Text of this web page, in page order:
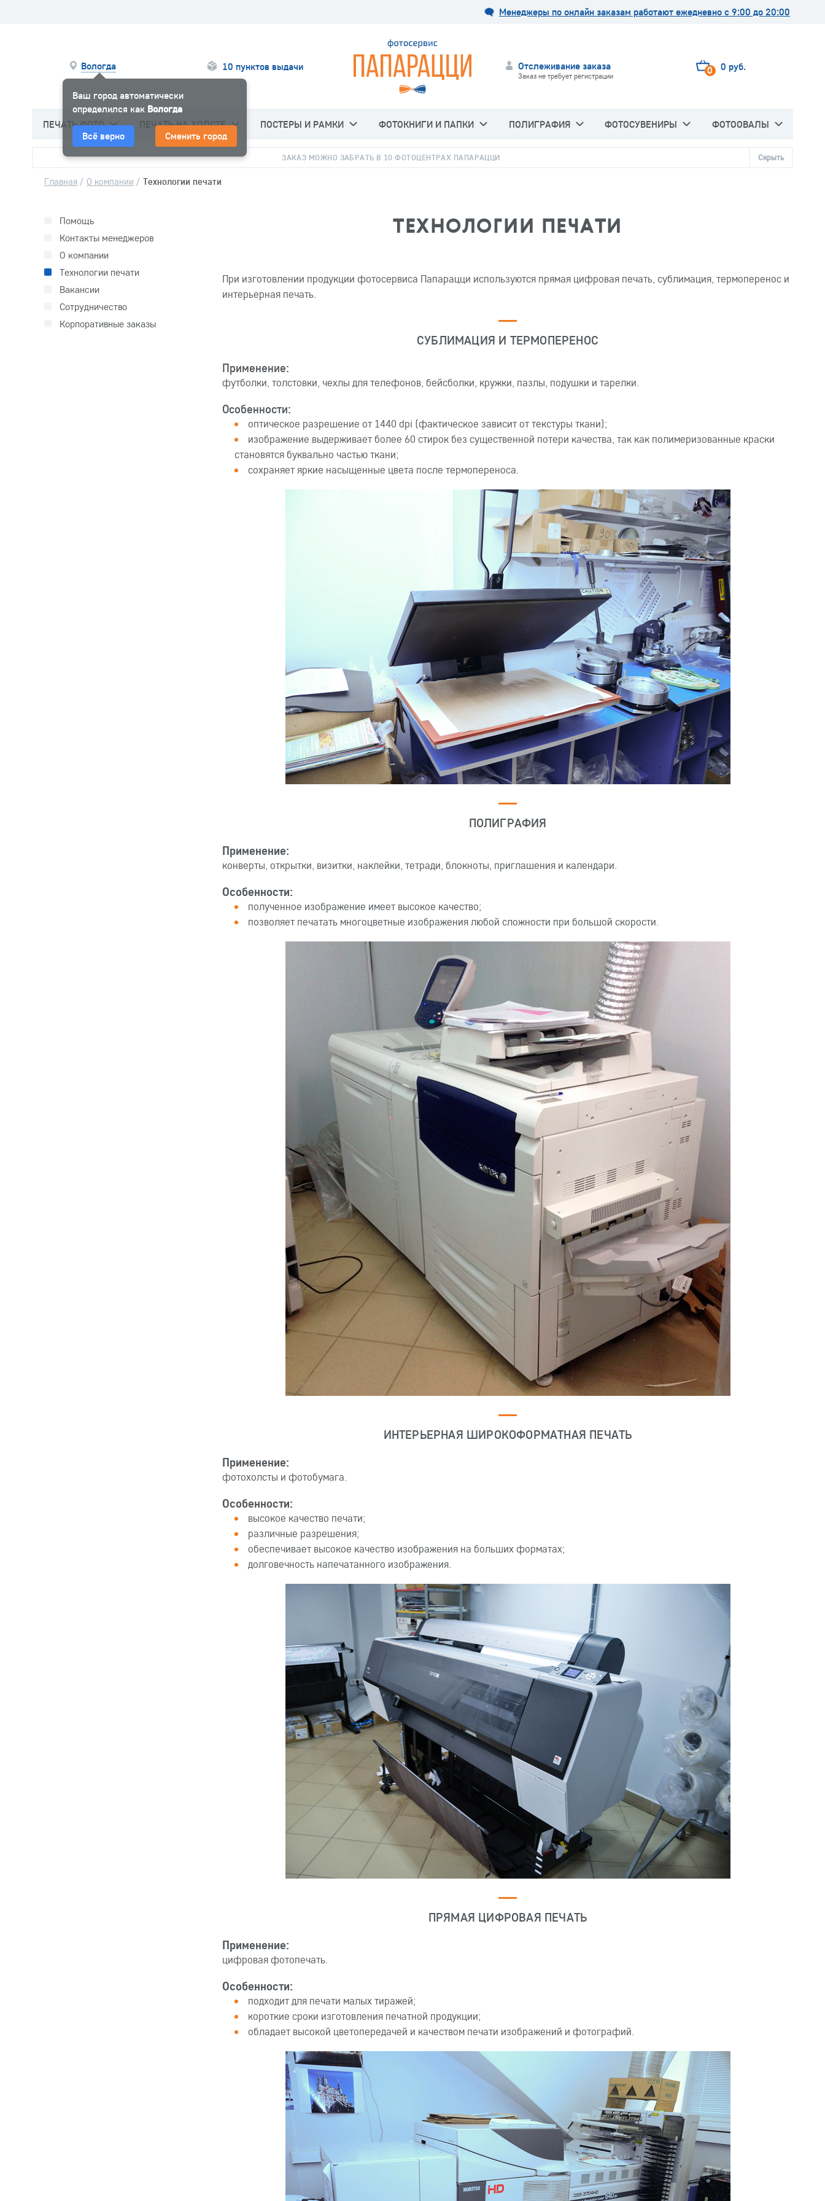
Менеджеры по онлайн заказам работают ежедневно с 9:00 до 20:00
Вологда
Ваш город автоматически
определился как Вологда
Всё верно Сменить город
10 пунктов выдачи Отслеживание заказа
Заказ не требует регистрации 0 0 руб.
ПЕЧАТЬ ФОТО ПЕЧАТЬ НА ХОЛСТЕ ПОСТЕРЫ И РАМКИ ФОТОКНИГИ И ПАПКИ ПОЛИГРАФИЯ ФОТОСУВЕНИРЫ ФОТООВАЛЫ
ЗАКАЗ МОЖНО ЗАБРАТЬ В 10 ФОТОЦЕНТРАХ ПАПАРАЦЦИ Скрыть
Главная / О компании / Технологии печати
Помощь
Контакты менеджеров
О компании
Технологии печати
Вакансии
Сотрудничество
Корпоративные заказы
ТЕХНОЛОГИИ ПЕЧАТИ
При изготовлении продукции фотосервиса Папарацци используются прямая цифровая печать, сублимация, термоперенос и
интерьерная печать.
СУБЛИМАЦИЯ И ТЕРМОПЕРЕНОС
Применение:
футболки, толстовки, чехлы для телефонов, бейсболки, кружки, пазлы, подушки и тарелки.
Особенности:
оптическое разрешение от 1440 dpi (фактическое зависит от текстуры ткани);
изображение выдерживает более 60 стирок без существенной потери качества, так как полимеризованные краски
становятся буквально частью ткани;
сохраняет яркие насыщенные цвета после термопереноса.
ПОЛИГРАФИЯ
Применение:
конверты, открытки, визитки, наклейки, тетради, блокноты, приглашения и календари.
Особенности:
полученное изображение имеет высокое качество;
позволяет печатать многоцветные изображения любой сложности при большой скорости.
ИНТЕРЬЕРНАЯ ШИРОКОФОРМАТНАЯ ПЕЧАТЬ
Применение:
фотохолсты и фотобумага.
Особенности:
высокое качество печати;
различные разрешения;
обеспечивает высокое качество изображения на больших форматах;
долговечность напечатанного изображения.
ПРЯМАЯ ЦИФРОВАЯ ПЕЧАТЬ
Применение:
цифровая фотопечать.
Особенности:
подходит для печати малых тиражей;
короткие сроки изготовления печатной продукции;
обладает высокой цветопередачей и качеством печати изображений и фотографий.